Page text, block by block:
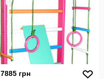
7885 грн